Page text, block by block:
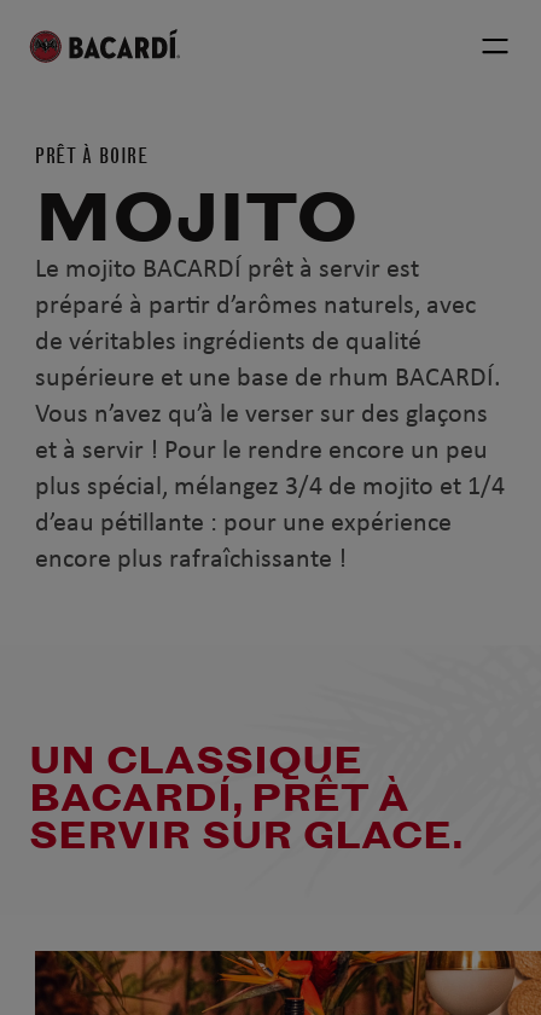
PRÊT À BOIRE
MOJITO
Le mojito BACARDÍ prêt à servir est
préparé à partir d’arômes naturels, avec
de véritables ingrédients de qualité
supérieure et une base de rhum BACARDÍ.
Vous n’avez qu’à le verser sur des glaçons
et à servir ! Pour le rendre encore un peu
plus spécial, mélangez 3/4 de mojito et 1/4
d’eau pétillante : pour une expérience
encore plus rafraîchissante !
UN CLASSIQUE
BACARDÍ, PRÊT À
SERVIR SUR GLACE.